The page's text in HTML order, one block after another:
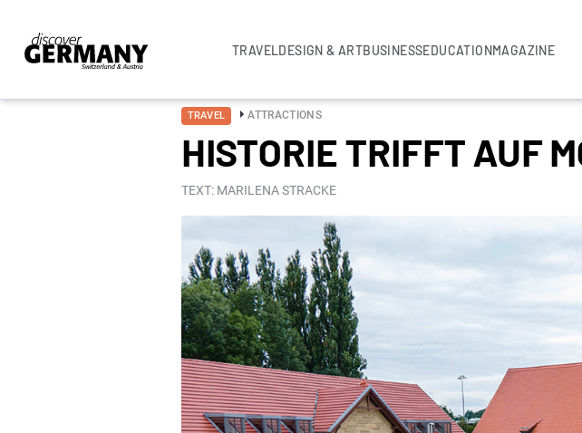
TRAVELDESIGN & ARTBUSINESSEDUCATIONMAGAZINE
TRAVEL ATTRACTIONS
HISTORIE TRIFFT AUF
TEXT: MARILENA STRACKE